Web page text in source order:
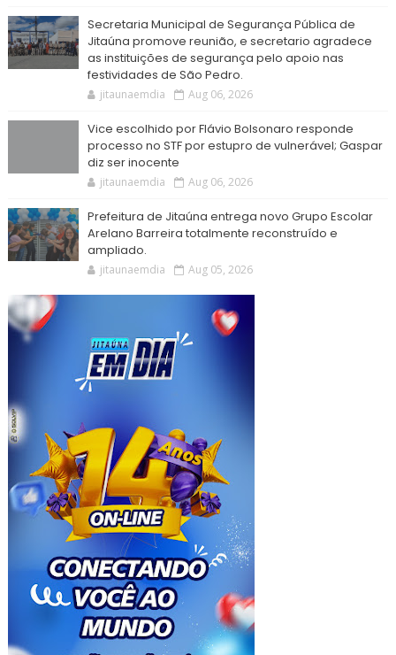
Secretaria Municipal de Segurança Pública de
Jitaúna promove reunião, e secretario agradece
as instituições de segurança pelo apoio nas
festividades de São Pedro.
jitaunaemdia Aug 06, 2026
Vice escolhido por Flávio Bolsonaro responde
processo no STF por estupro de vulnerável; Gaspar
diz ser inocente
jitaunaemdia Aug 06, 2026
Prefeitura de Jitaúna entrega novo Grupo Escolar
Arelano Barreira totalmente reconstruído e
ampliado.
jitaunaemdia Aug 05, 2026